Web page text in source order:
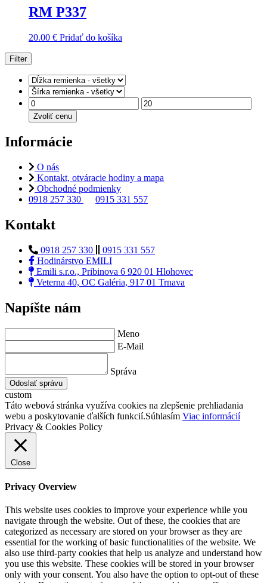
RM P337
20.00 € Pridať do košíka
Filter
Zvoliť cenu
Informácie
O nás
Kontakt, otváracie hodiny a mapa
Obchodné podmienky
0918 257 330
0915 331 557
Kontakt
0918 257 330
0915 331 557
Hodinárstvo EMILI
Emili s.r.o., Pribinova 6 920 01 Hlohovec
Veterna 40, OC Galéria, 917 01 Trnava
Napíšte nám
Meno
E-Mail
Správa
Odoslať správu
custom
Táto webová stránka využíva cookies na zlepšenie prehliadania
webu a poskytovanie ďalších funkcií.Súhlasím Viac informácií
Privacy & Cookies Policy
Close
Privacy Overview
This website uses cookies to improve your experience while you
navigate through the website. Out of these, the cookies that are
categorized as necessary are stored on your browser as they are
essential for the working of basic functionalities of the website. We
also use third-party cookies that help us analyze and understand how
you use this website. These cookies will be stored in your browser
only with your consent. You also have the option to opt-out of these